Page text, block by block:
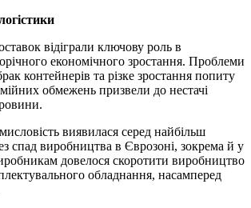
відіграли ключову роль в
економічного зростання. Проблеми
контейнерів та різке зростання попиту
обмежень призвели до нестачі
виявилася серед найбільш
спад виробництва в Єврозоні, зокрема й у
довелося скоротити виробництво
обладнання, насамперед